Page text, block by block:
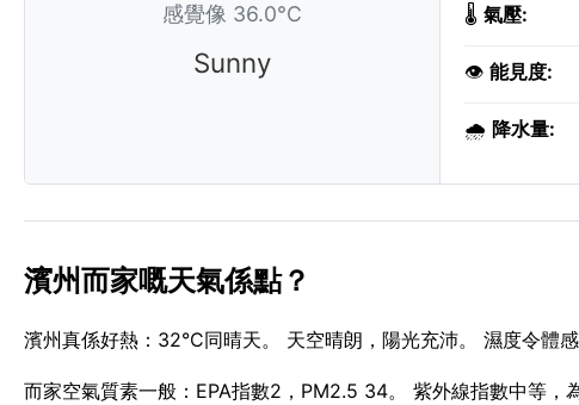
感覺像 36.0°C
Sunny
🌡️ 氣壓:
👁️ 能見度:
🌧️ 降水量:
濱州而家嘅天氣係點？
濱州真係好熱：32°C同晴天。 天空晴朗，陽光充沛。 濕度令體感
而家空氣質素一般：EPA指數2，PM2.5 34。 紫外線指數中等